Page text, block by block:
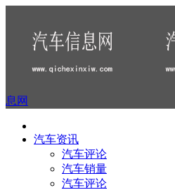
息网
汽车资讯
汽车评论
汽车销量
汽车评论